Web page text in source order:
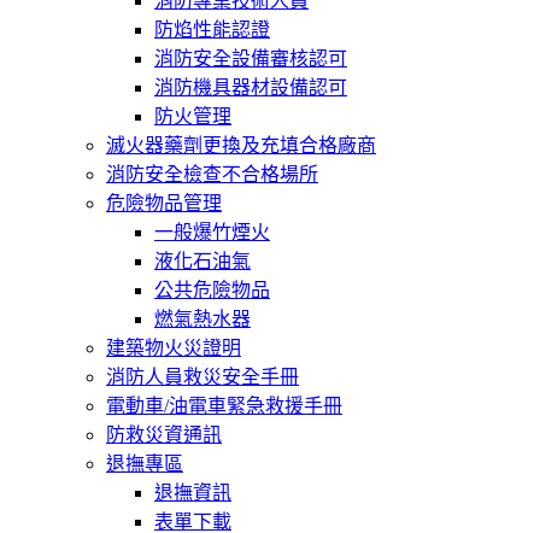
防焰性能認證
消防安全設備審核認可
消防機具器材設備認可
防火管理
滅火器藥劑更換及充填合格廠商
消防安全檢查不合格場所
危險物品管理
一般爆竹煙火
液化石油氣
公共危險物品
燃氣熱水器
建築物火災證明
消防人員救災安全手冊
電動車/油電車緊急救援手冊
防救災資通訊
退撫專區
退撫資訊
表單下載